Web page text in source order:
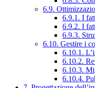
6.9.
6.9.1. I
6.9.2. I
6.9.3.
6.10. Gestire i
6.10.1.
6.10.2.
6.10.3.
6.10.4.